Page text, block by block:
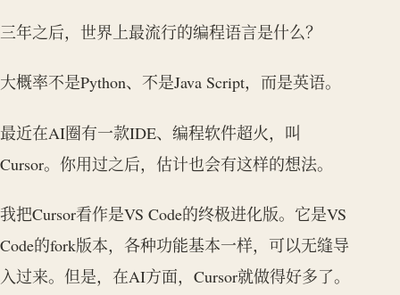
三年之后，世界上最流行的编程语言是什么？
大概率不是Python、不是Java Script，而是英语。
最近在AI圈有一款IDE、编程软件超火，叫
Cursor。你用过之后，估计也会有这样的想法。
我把Cursor看作是VS Code的终极进化版。它是VS
Code的fork版本，各种功能基本一样，可以无缝导
入过来。但是，在AI方面，Cursor就做得好多了。